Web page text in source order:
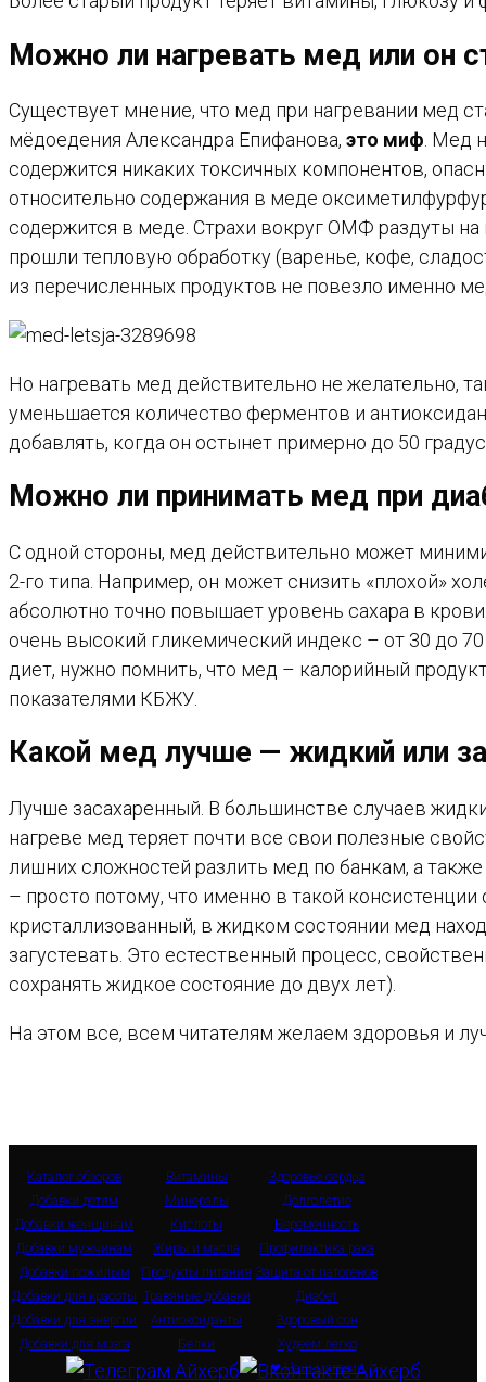
Можно ли нагревать мед или он
Существует мнение, что мед при нагревании мед
мёдоедения Александра Епифанова, это миф . Мед
содержится никаких токсичных компонентов,
относительно содержания в меде
содержится в меде. Страхи вокруг ОМФ раздуты
прошли тепловую обработку (варенье, кофе,
из перечисленных продуктов не повезло именно
Но нагревать мед действительно не желательно,
уменьшается количество ферментов и
добавлять, когда он остынет примерно до 50
Можно ли принимать мед при
С одной стороны, мед действительно может
2-го типа. Например, он может снизить «плохой»
абсолютно точно повышает уровень сахара в
очень высокий гликемический индекс – от 30 до
диет, нужно помнить, что мед – калорийный
показателями КБЖУ.
Какой мед лучше — жидкий или
Лучше засахаренный. В большинстве случаев
нагреве мед теряет почти все свои полезные
лишних сложностей разлить мед по банкам, а
– просто потому, что именно в такой
кристаллизованный, в жидком состоянии мед
загустевать. Это естественный процесс,
сохранять жидкое состояние до двух лет).
На этом все, всем читателям желаем здоровья и
Каталог обзоров
Добавки детям
Добавки женщинам
Добавки мужчинам
Добавки пожилым
Добавки для красоты
Добавки для энергии
Добавки для мозга
Витамины
Минералы
Кислоты
Жиры и масла
Продукты питания
Травяные добавки
Антиоксиданты
Белки
Здоровье сердца
Долголетие
Беременность
Профилактика рака
Защита от патогенов
Диабет
Здоровый сон
Худеем легко
❤ Наш магазин